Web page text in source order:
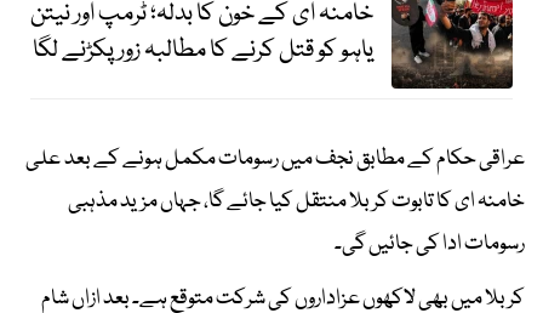
خامنہ ای کے خون کا بدلہ؛ ٹرمپ اور نیتن
یاہو کو قتل کرنے کا مطالبہ زور پکڑنے لگا
عراقی حکام کے مطابق نجف میں رسومات مکمل ہونے کے بعد علی
خامنہ ای کا تابوت کربلا منتقل کیا جائے گا، جہاں مزید مذہبی
رسومات ادا کی جائیں گی۔
کربلا میں بھی لاکھوں عزاداروں کی شرکت متوقع ہے۔ بعد ازاں شام